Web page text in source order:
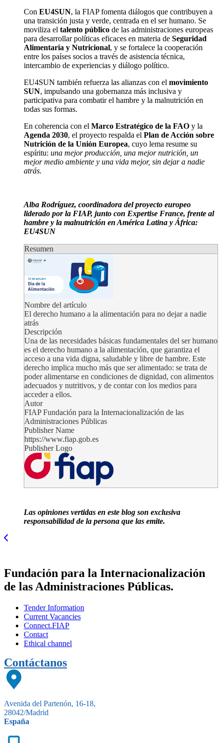
Con EU4SUN, la FIAP fomenta diálogos que contribuyen a
una transición justa y verde, centrada en el ser humano. Se
moviliza el talento público de las administraciones europeas
para desarrollar políticas eficaces en materia de Seguridad
Alimentaria y Nutricional, y se fortalece la cooperación
entre los países socios a través de asistencia técnica,
intercambio de experiencias y diálogo político.
EU4SUN también refuerza las alianzas con el movimiento
SUN, impulsando una gobernanza más inclusiva y
participativa para combatir el hambre y la malnutrición en
todas sus formas.
En coherencia con el Marco Estratégico de la FAO y la
Agenda 2030, el proyecto respalda el Plan de Acción sobre
Nutrición de la Unión Europea, cuyo lema resume su
espíritu: una mejor producción, una mejor nutrición, un
mejor medio ambiente y una vida mejor, sin dejar a nadie
atrás.
Alba Rodríguez, coordinadora del proyecto europeo
liderado por la FIAP, junto con Expertise France, frente al
hambre y la malnutrición en América Latina y África:
EU4SUN
Resumen
Nombre del artículo
El derecho humano a la alimentación para no dejar a nadie
atrás
Descripción
Una de las necesidades básicas fundamentales del ser humano
es el derecho humano a la alimentación, que garantiza el
acceso a una vida digna, saludable y libre de hambre. Este
derecho implica mucho más que ser alimentado: se trata de
poder alimentarse en condiciones de dignidad, con alimentos
adecuados y nutritivos, y de contar con los medios para
acceder a ellos.
Autor
FIAP Fundación para la Internacionalización de las
Administraciones Públicas
Publisher Name
https://www.fiap.gob.es
Publisher Logo
Las opiniones vertidas en este blog son exclusiva
responsabilidad de la persona que las emite.
Fundación para la Internacionalización
de las Administraciones Públicas.
Tender Information
Current Vacancies
Connect.FIAP
Contact
Ethical channel
Contáctanos
Avenida del Partenón, 16-18,
28042/Madrid
España